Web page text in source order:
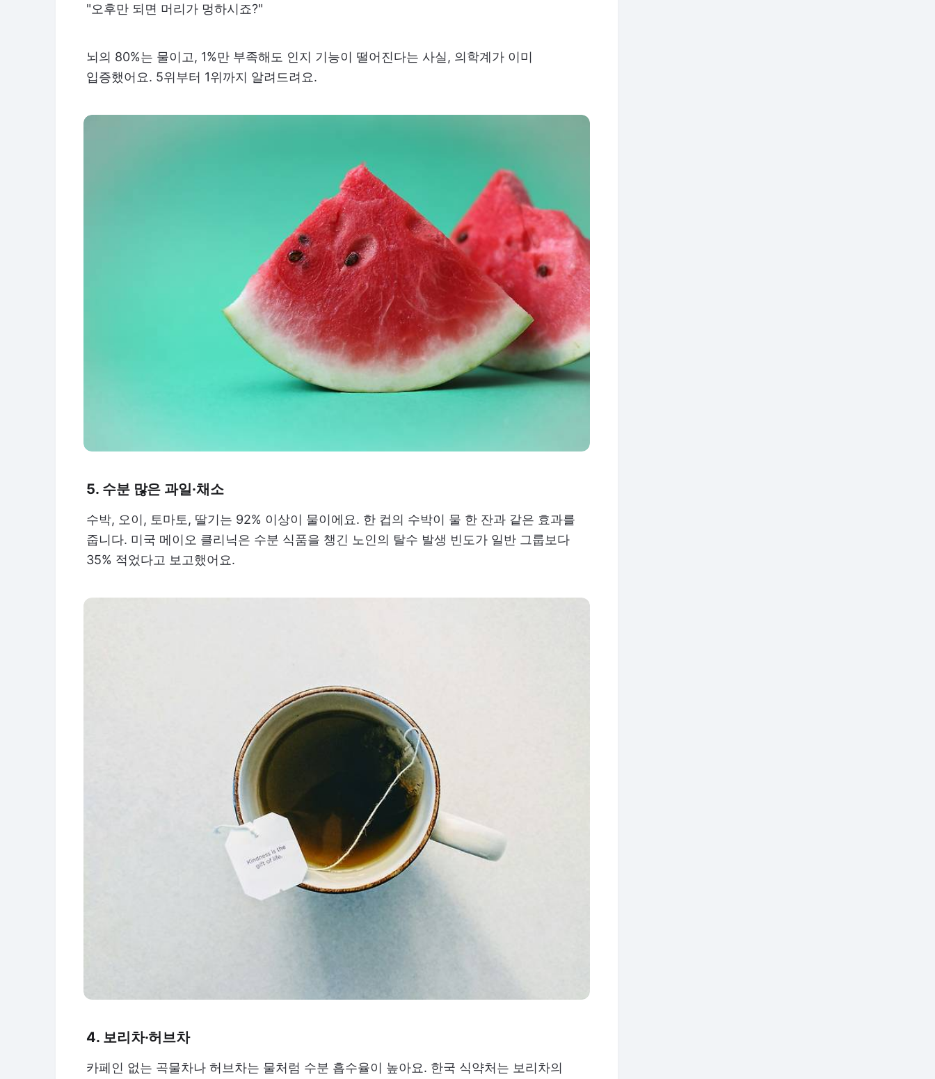
"오후만 되면 머리가 멍하시죠?"
뇌의 80%는 물이고, 1%만 부족해도 인지 기능이 떨어진다는 사실, 의학계가 이미
입증했어요. 5위부터 1위까지 알려드려요.
5. 수분 많은 과일·채소
수박, 오이, 토마토, 딸기는 92% 이상이 물이에요. 한 컵의 수박이 물 한 잔과 같은 효과를
줍니다. 미국 메이오 클리닉은 수분 식품을 챙긴 노인의 탈수 발생 빈도가 일반 그룹보다
35% 적었다고 보고했어요.
4. 보리차·허브차
카페인 없는 곡물차나 허브차는 물처럼 수분 흡수율이 높아요. 한국 식약처는 보리차의